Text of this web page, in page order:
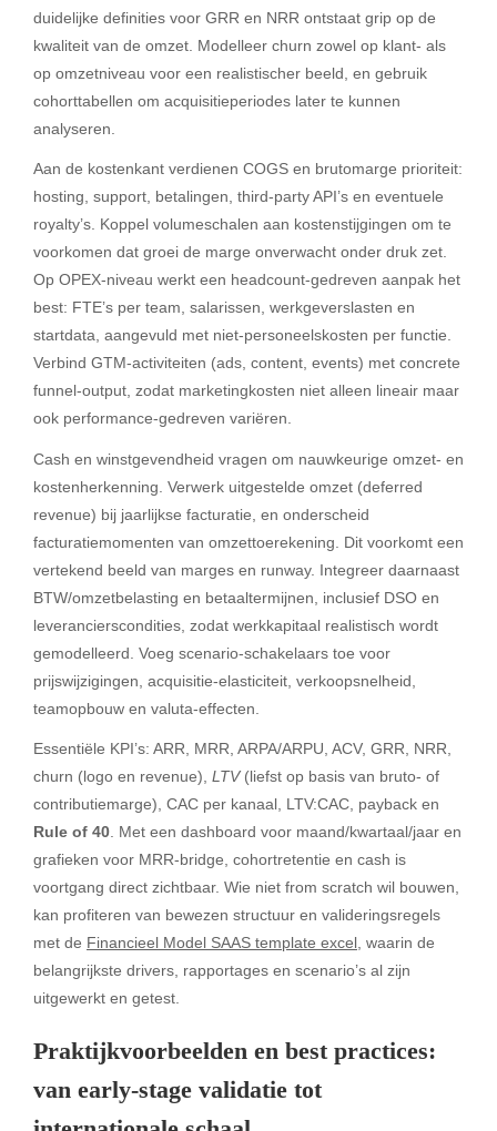
duidelijke definities voor GRR en NRR ontstaat grip op de
kwaliteit van de omzet. Modelleer churn zowel op klant- als
op omzetniveau voor een realistischer beeld, en gebruik
cohorttabellen om acquisitieperiodes later te kunnen
analyseren.
Aan de kostenkant verdienen COGS en brutomarge prioriteit:
hosting, support, betalingen, third-party API’s en eventuele
royalty’s. Koppel volumeschalen aan kostenstijgingen om te
voorkomen dat groei de marge onverwacht onder druk zet.
Op OPEX-niveau werkt een headcount-gedreven aanpak het
best: FTE’s per team, salarissen, werkgeverslasten en
startdata, aangevuld met niet-personeelskosten per functie.
Verbind GTM-activiteiten (ads, content, events) met concrete
funnel-output, zodat marketingkosten niet alleen lineair maar
ook performance-gedreven variëren.
Cash en winstgevendheid vragen om nauwkeurige omzet- en
kostenherkenning. Verwerk uitgestelde omzet (deferred
revenue) bij jaarlijkse facturatie, en onderscheid
facturatiemomenten van omzettoerekening. Dit voorkomt een
vertekend beeld van marges en runway. Integreer daarnaast
BTW/omzetbelasting en betaaltermijnen, inclusief DSO en
leverancierscondities, zodat werkkapitaal realistisch wordt
gemodelleerd. Voeg scenario-schakelaars toe voor
prijswijzigingen, acquisitie-elasticiteit, verkoopsnelheid,
teamopbouw en valuta-effecten.
Essentiële KPI’s: ARR, MRR, ARPA/ARPU, ACV, GRR, NRR,
churn (logo en revenue), LTV(liefst op basis van bruto- of
contributiemarge), CAC per kanaal, LTV:CAC, payback en
Rule of 40 . Met een dashboard voor maand/kwartaal/jaar en
grafieken voor MRR-bridge, cohortretentie en cash is
voortgang direct zichtbaar. Wie niet from scratch wil bouwen,
kan profiteren van bewezen structuur en valideringsregels
met de Financieel Model SAAS template excel , waarin de
belangrijkste drivers, rapportages en scenario’s al zijn
uitgewerkt en getest.
Praktijkvoorbeelden en best practices:
van early-stage validatie tot